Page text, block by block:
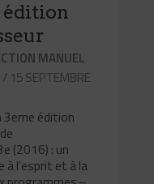
édition
MANUEL
/ 15 SEPTEMBRE
3eme édition
(2016) : un
l’esprit et à la